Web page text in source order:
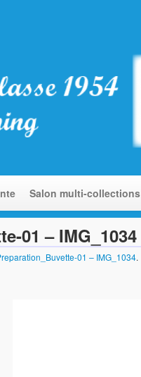
Salon multi-collections
01 – IMG_1034
01 – IMG_1034.